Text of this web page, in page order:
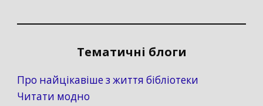
Тематичні блоги
Про найцікавіше з життя бібліотеки
Читати модно